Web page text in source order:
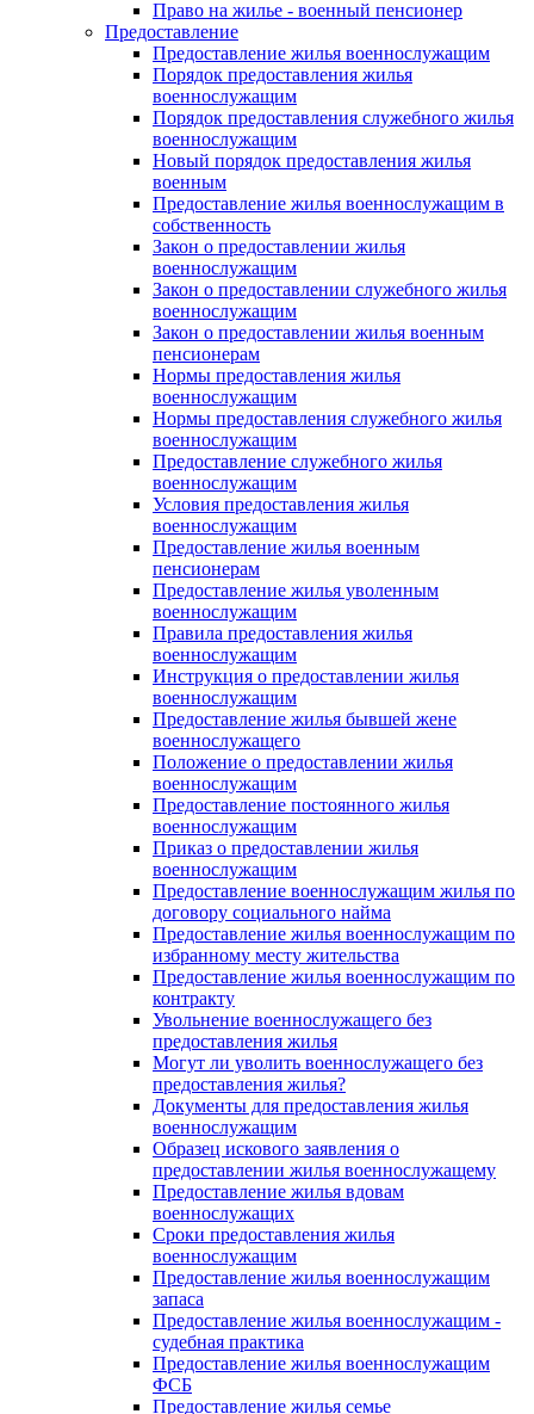
Право на жилье - военный пенсионер
Предоставление
Предоставление жилья военнослужащим
Порядок предоставления жилья
военнослужащим
Порядок предоставления служебного жилья
военнослужащим
Новый порядок предоставления жилья
военным
Предоставление жилья военнослужащим в
собственность
Закон о предоставлении жилья
военнослужащим
Закон о предоставлении служебного жилья
военнослужащим
Закон о предоставлении жилья военным
пенсионерам
Нормы предоставления жилья
военнослужащим
Нормы предоставления служебного жилья
военнослужащим
Предоставление служебного жилья
военнослужащим
Условия предоставления жилья
военнослужащим
Предоставление жилья военным
пенсионерам
Предоставление жилья уволенным
военнослужащим
Правила предоставления жилья
военнослужащим
Инструкция о предоставлении жилья
военнослужащим
Предоставление жилья бывшей жене
военнослужащего
Положение о предоставлении жилья
военнослужащим
Предоставление постоянного жилья
военнослужащим
Приказ о предоставлении жилья
военнослужащим
Предоставление военнослужащим жилья по
договору социального найма
Предоставление жилья военнослужащим по
избранному месту жительства
Предоставление жилья военнослужащим по
контракту
Увольнение военнослужащего без
предоставления жилья
Могут ли уволить военнослужащего без
предоставления жилья?
Документы для предоставления жилья
военнослужащим
Образец искового заявления о
предоставлении жилья военнослужащему
Предоставление жилья вдовам
военнослужащих
Сроки предоставления жилья
военнослужащим
Предоставление жилья военнослужащим
запаса
Предоставление жилья военнослужащим -
судебная практика
Предоставление жилья военнослужащим
ФСБ
Предоставление жилья семье